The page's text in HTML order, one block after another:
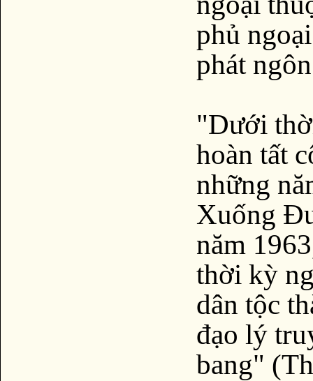
phủ
phát ngôn
"Dưới
hoàn tất
những
Xuống
năm
thời kỳ
dân tộc
đạo lý
bang"